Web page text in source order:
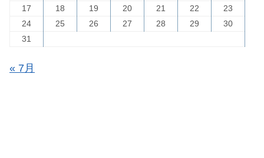
17
18 19 20 21 22
23
24
25 26 27 28 29
30
31
« 7月